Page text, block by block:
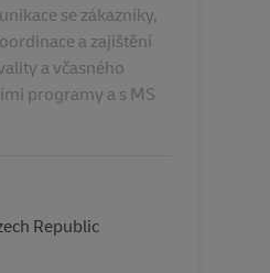
se zákazníky,
a zajištění
a včasného
programy a s MS
Republic